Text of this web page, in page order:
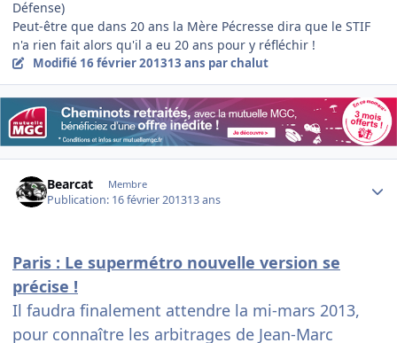
Défense)
Peut-être que dans 20 ans la Mère Pécresse dira que le STIF
n'a rien fait alors qu'il a eu 20 ans pour y réfléchir !
Modifié 16 février 201313 ans par chalut
Bearcat Membre
Publication: 16 février 201313 ans
Paris : Le supermétro nouvelle version se
précise !
Il faudra finalement attendre la mi-mars 2013,
pour connaître les arbitrages de Jean-Marc